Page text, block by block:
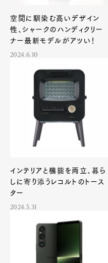
Art&Design
空間に馴染む高いデザイン
性、シャークのハンディクリー
ナー最新モデルがアツい！
2024.6.10
インテリアと機能を両立、暮ら
しに寄り添うレコルトのトース
ター
2024.5.31